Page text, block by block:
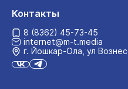
Контакты
8 (8362) 45-73-45
internet@m-t.media
г. Йошкар‑Ола, ул